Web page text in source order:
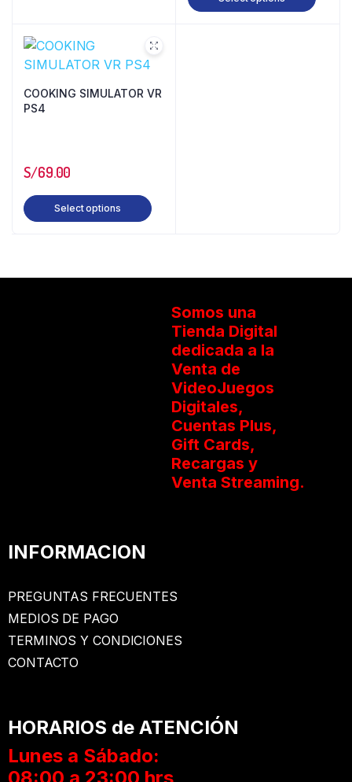
COOKING SIMULATOR VR
PS4
S/69.00
Select options
Somos una
Tienda Digital
dedicada a la
Venta de
VideoJuegos
Digitales,
Cuentas Plus,
Gift Cards,
Recargas y
Venta Streaming.
INFORMACION
PREGUNTAS FRECUENTES
MEDIOS DE PAGO
TERMINOS Y CONDICIONES
CONTACTO
HORARIOS de ATENCIÓN
Lunes a Sábado: